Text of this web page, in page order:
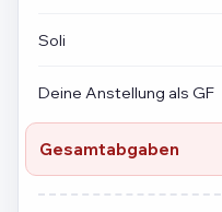
Soli
Deine Anstellung als GF
Gesamtabgaben